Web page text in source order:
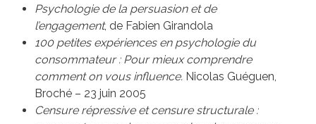
Psychologie de la persuasion et de
l’engagement, de Fabien Girandola
100 petites expériences en psychologie du
consommateur : Pour mieux comprendre
comment on vous influence.Nicolas Guéguen,
Broché – 23 juin 2005
Censure répressive et censure structurale :